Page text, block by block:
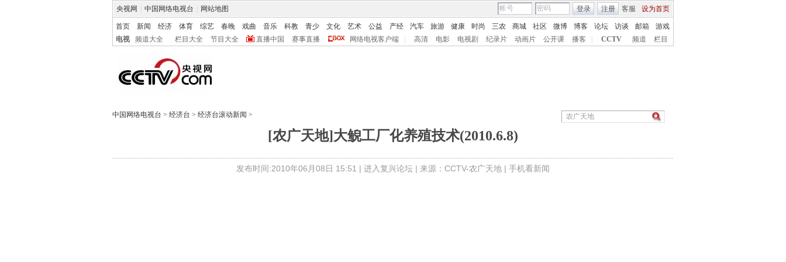
央视网 中国网络电视台 网站地图 客服 设为首页
登录 注册
首页 新闻 经济 体育 综艺 春晚 戏曲 音乐 科教 青少 文化 艺术 公益 产经 汽车 旅游 健康 时尚 三农 商城 社区 微博 博客 论坛 访谈 邮箱
游戏
电视
频道大全 栏目大全 节目大全 直播中国 赛事直播 网络电视客户端 高清 电影 电视剧 纪录片 动画片 公开课 播客 CCTV 频道 栏目
中国网络电视台 > 经济台 > 经济台滚动新闻 >
[农广天地]大鲵工厂化养殖技术(2010.6.8)
发布时间:2010年06月08日 15:51 | 进入复兴论坛 | 来源：CCTV-农广天地 | 手机看新闻